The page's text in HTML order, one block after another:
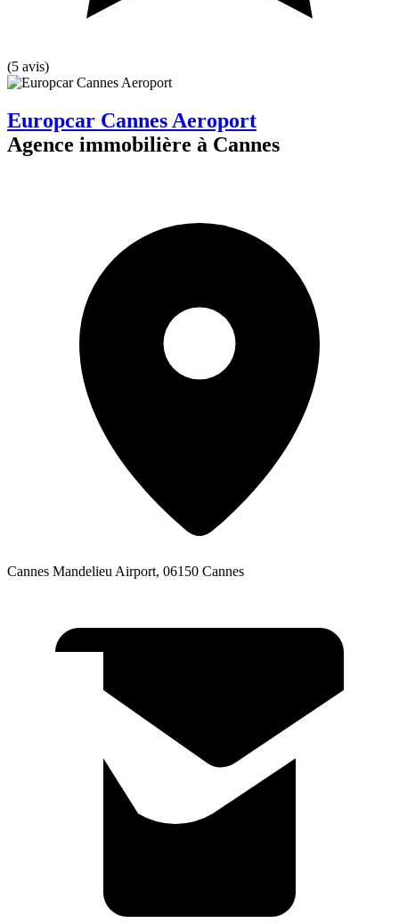
(5 avis)
Europcar Cannes Aeroport
Agence immobilière à Cannes
Cannes Mandelieu Airport, 06150 Cannes